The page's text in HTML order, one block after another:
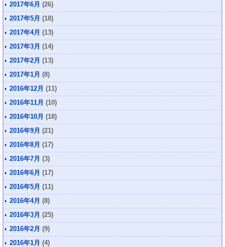
2017年6月 (26)
2017年5月 (18)
2017年4月 (13)
2017年3月 (14)
2017年2月 (13)
2017年1月 (8)
2016年12月 (11)
2016年11月 (10)
2016年10月 (18)
2016年9月 (21)
2016年8月 (17)
2016年7月 (3)
2016年6月 (17)
2016年5月 (11)
2016年4月 (8)
2016年3月 (25)
2016年2月 (9)
2016年1月 (4)